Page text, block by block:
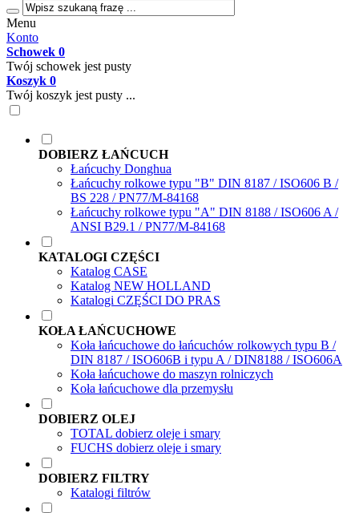
Menu
Konto
Schowek 0
Twój schowek jest pusty
Koszyk 0
Twój koszyk jest pusty ...
DOBIERZ ŁAŃCUCH
Łańcuchy Donghua
Łańcuchy rolkowe typu "B" DIN 8187 / ISO606 B /
BS 228 / PN77/M-84168
Łańcuchy rolkowe typu "A" DIN 8188 / ISO606 A /
ANSI B29.1 / PN77/M-84168
KATALOGI CZĘŚCI
Katalog CASE
Katalog NEW HOLLAND
Katalogi CZĘŚCI DO PRAS
KOŁA ŁAŃCUCHOWE
Koła łańcuchowe do łańcuchów rolkowych typu B /
DIN 8187 / ISO606B i typu A / DIN8188 / ISO606A
Koła łańcuchowe do maszyn rolniczych
Koła łańcuchowe dla przemysłu
DOBIERZ OLEJ
TOTAL dobierz oleje i smary
FUCHS dobierz oleje i smary
DOBIERZ FILTRY
Katalogi filtrów